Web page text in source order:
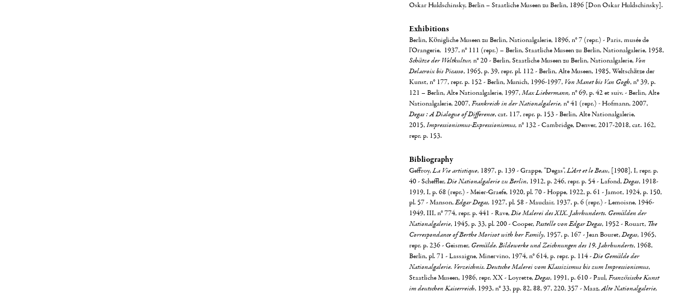
Oskar Huldschinsky, Berlin – Staatliche Museen zu Berlin, 1896 [Don Oskar Huldschinsky].
Exhibitions
Berlin, Königliche Museen zu Berlin, Nationalgalerie, 1896, n° 7 (repr.) - Paris, musée de
l'Orangerie, 1937, n° 111 (repr.) – Berlin, Staatliche Museen zu Berlin, Nationalgalerie, 1958,
Schätze der Weltkultur, n° 20 - Berlin, Staatliche Museen zu Berlin, Nationalgalerie, Von
Delacroix bis Picasso, 1965, p. 39, repr. pl. 112 - Berlin, Alte Museen, 1985, Weltschätze der
Kunst, n° 177, repr. p. 152 - Berlin, Munich, 1996-1997, Von Manet bis Van Gogh, n° 39, p.
121 – Berlin, Alte Nationalgalerie, 1997,Max Liebermann, n° 69, p. 42 et suiv. - Berlin, Alte
Nationalgalerie, 2007,Frankreich in der Nationalgalerie, n° 41 (repr.) -Hofmann, 2007,
Degas : A Dialogue of Difference, cat. 117, repr. p. 153 - Berlin, Alte Nationalgalerie,
2015,Impressionismus-Expressionismus, n° 132 - Cambridge, Denver, 2017-2018, cat. 162,
repr. p. 153.
Bibliography
Geffroy,La Vie artistique, 1897, p. 139 - Grappe, "Degas",L’Art et le Beau, [1908], I, repr. p.
40 - Scheffler,Die Nationalgalerie zu Berlin, 1912, p. 246, repr. p. 54 - Lafond,Degas, 1918-
1919, I, p. 68 (repr.) - Meier-Graefe, 1920, pl. 70 - Hoppe, 1922, p. 61 - Jamot, 1924, p. 150,
pl. 57 - Manson,Edgar Degas, 1927, pl. 58 - Mauclair, 1937, p. 6 (repr.) - Lemoisne, 1946-
1949, III, n° 774, repr. p. 441 - Rave,Die Malerei des XIX. Jahrhunderts. Gemälden der
Nationalgalerie, 1945, p. 33, pl. 200 - Cooper,Pastelle von Edgar Degas, 1952 - Rouart, The
Correspondance of Berthe Morisot with her Family, 1957, p. 167 - Jean Bouret,Degas, 1965,
repr. p. 236 - Geismer, Gemälde. Bildewerke und Zeichnungen des 19. Jahrhunderts, 1968,
Berlin, pl. 71 - Lassaigne, Minervino, 1974, n° 614, p. repr. p. 114 -Die Gemälde der
Nationalgalerie. Verzeichnis. Deutsche Malerei vom Klassizismus bis zum Impressionismus,
Staatliche Museen, 1986, repr. XX - Loyrette,Degas, 1991, p. 610 - Paul,Französische Kunst
im deutschen Kaiserreich, 1993, n° 33, pp. 82, 88, 97, 220, 357 - Maaz,Alte Nationalgalerie,